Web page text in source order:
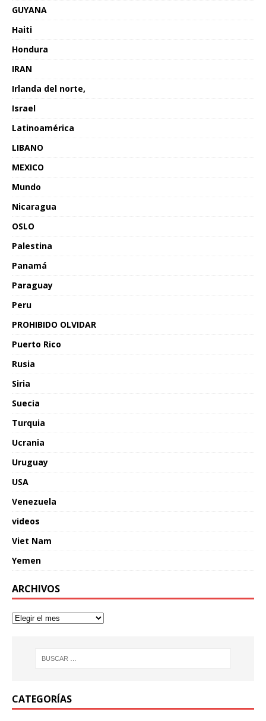
GUYANA
Haiti
Hondura
IRAN
Irlanda del norte,
Israel
Latinoamérica
LIBANO
MEXICO
Mundo
Nicaragua
OSLO
Palestina
Panamá
Paraguay
Peru
PROHIBIDO OLVIDAR
Puerto Rico
Rusia
Siria
Suecia
Turquia
Ucrania
Uruguay
USA
Venezuela
videos
Viet Nam
Yemen
ARCHIVOS
CATEGORÍAS